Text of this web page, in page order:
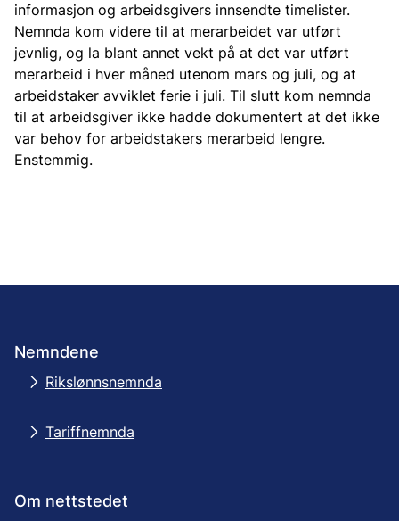
informasjon og arbeidsgivers innsendte timelister.
Nemnda kom videre til at merarbeidet var utført
jevnlig, og la blant annet vekt på at det var utført
merarbeid i hver måned utenom mars og juli, og at
arbeidstaker avviklet ferie i juli. Til slutt kom nemnda
til at arbeidsgiver ikke hadde dokumentert at det ikke
var behov for arbeidstakers merarbeid lengre.
Enstemmig.
Nemndene
Rikslønnsnemnda
Tariffnemnda
Om nettstedet